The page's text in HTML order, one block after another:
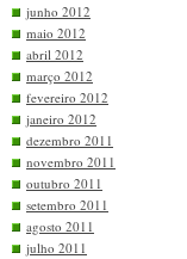
junho 2012
maio 2012
abril 2012
março 2012
fevereiro 2012
janeiro 2012
dezembro 2011
novembro 2011
outubro 2011
setembro 2011
agosto 2011
julho 2011